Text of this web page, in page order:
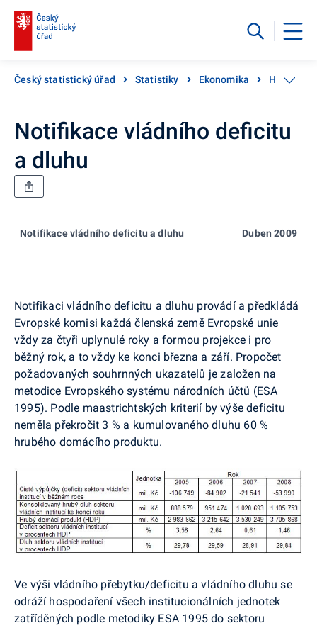
Český statistický úřad Statistiky Ekonomika HDP,
Notifikace vládního deficitu
a dluhu
Notifikace vládního deficitu a dluhu Duben 2009
Notifikaci vládního deficitu a dluhu provádí a předkládá
Evropské komisi každá členská země Evropské unie
vždy za čtyři uplynulé roky a formou projekce i pro
běžný rok, a to vždy ke konci března a září. Propočet
požadovaných souhrnných ukazatelů je založen na
metodice Evropského systému národních účtů (ESA
1995). Podle maastrichtských kriterií by výše deficitu
neměla překročit 3 % a kumulovaného dluhu 60 %
hrubého domácího produktu.
Ve výši vládního přebytku/deficitu a vládního dluhu se
odráží hospodaření všech institucionálních jednotek
zatříděných podle metodiky ESA 1995 do sektoru